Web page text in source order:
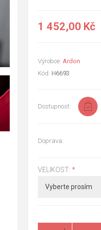
1 452,00 Kč
Výrobce: Ardon
Kód: H6693
Dostupnost:
Doprava:
VELIKOST: *